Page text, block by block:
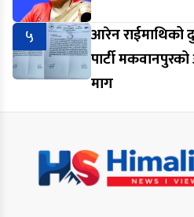
५
आरेन राईमाथिको
पार्टी
माग